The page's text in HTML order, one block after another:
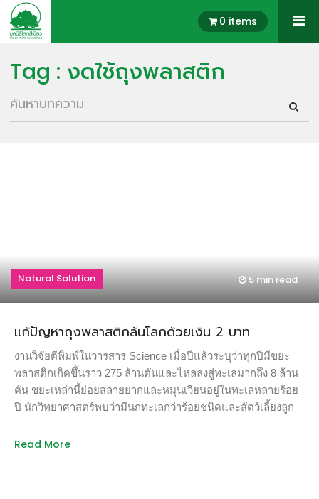
0 items
Tag : งดใช้ถุงพลาสติก
Natural Solution 5 minread
แก้ปัญหาถุงพลาสติกล้นโลกด้วยเงิน 2 บาท
งานวิจัยตีพิมพ์ในวารสาร Science เมื่อปีแล้วระบุว่าทุกปีมีขยะ
พลาสติกเกิดขึ้นราว 275 ล้านตันและไหลลงสู่ทะเลมากถึง 8 ล้าน
ตัน ขยะเหล่านี้ย่อยสลายยากและหมุนเวียนอยู่ในทะเลหลายร้อย
ปี นักวิทยาศาสตร์พบว่ามีนกทะเลกว่าร้อยชนิดและสัตว์เลี้ยงลูก
โครงการสิ่งแวดล้อมของสหประชาชาติ (UNEP) ประเมินว่า
ทะเลทั่วโลกถึงปีละ 2.8 แสนล้านบาท การแก้ปัญหาขยะพลาสติก
Read More